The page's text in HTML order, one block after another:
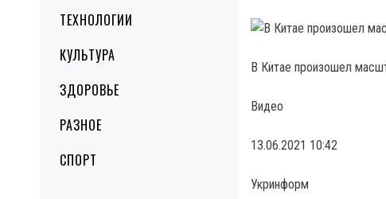
ТЕХНОЛОГИИ
КУЛЬТУРА
ЗДОРОВЬЕ
РАЗНОЕ
СПОРТ
В Китае произошел
Видео
13.06.2021 10:42
Укринформ